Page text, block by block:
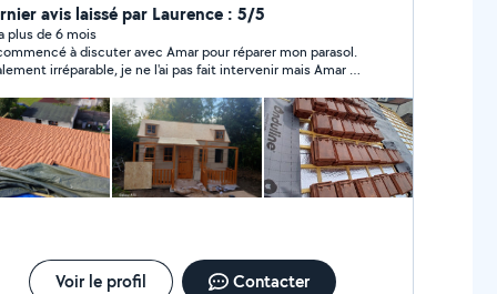
avis laissé par Laurence : 5/5
plus de 6 mois
à discuter avec Amar pour réparer mon parasol.
irréparable, je ne l'ai pas fait intervenir mais Amar à
Voir le profil Contacter